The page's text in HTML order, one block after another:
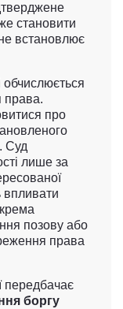
становити
встановлює
обчислюється
права.
про
Суд
лише за
впливати
позову або
права
передбачає
боргу